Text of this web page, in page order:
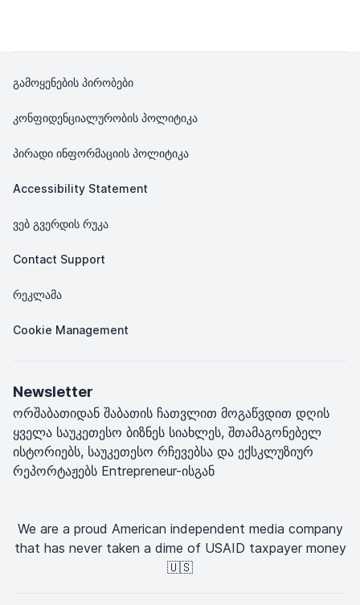
გამოყენების პირობები
კონფიდენციალურობის პოლიტიკა
პირადი ინფორმაციის პოლიტიკა
Accessibility Statement
ვებ გვერდის რუკა
Contact Support
რეკლამა
Cookie Management
Newsletter
ორშაბათიდან შაბათის ჩათვლით მოგაწვდით დღის
ყველა საუკეთესო ბიზნეს სიახლეს, შთამაგონებელ
ისტორიებს, საუკეთესო რჩევებსა და ექსკლუზიურ
რეპორტაჟებს Entrepreneur-ისგან
We are a proud American independent media company
that has never taken a dime of USAID taxpayer money
🇺🇸